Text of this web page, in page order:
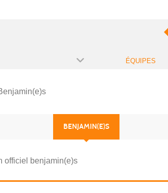
ÉQUIPES
BENJAMIN(E)S
officiel benjamin(e)s